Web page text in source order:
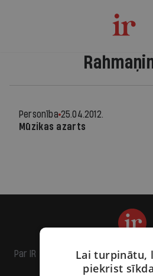
Personība 25.04.2012.
Mūzikas azarts
Par IR
Lai turpinātu,
piekrist